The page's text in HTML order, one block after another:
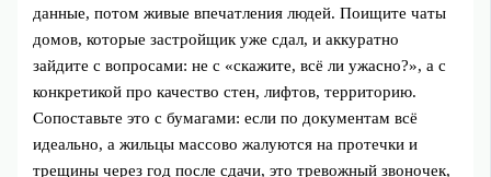
данные, потом живые впечатления людей. Поищите чаты
домов, которые застройщик уже сдал, и аккуратно
зайдите с вопросами: не с «скажите, всё ли ужасно?», а с
конкретикой про качество стен, лифтов, территорию.
Сопоставьте это с бумагами: если по документам всё
идеально, а жильцы массово жалуются на протечки и
трещины через год после сдачи, это тревожный звоночек,